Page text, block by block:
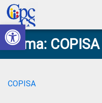
Abrir barra
Skip
to
primary
navigation
Skip
to
main
content
Skip
to
primary
sidebar
Skip
to
footer
Consejo
de
Ciudadana
Construyendo
Poder
Ciudadano
Tema: COPISA
COPISA